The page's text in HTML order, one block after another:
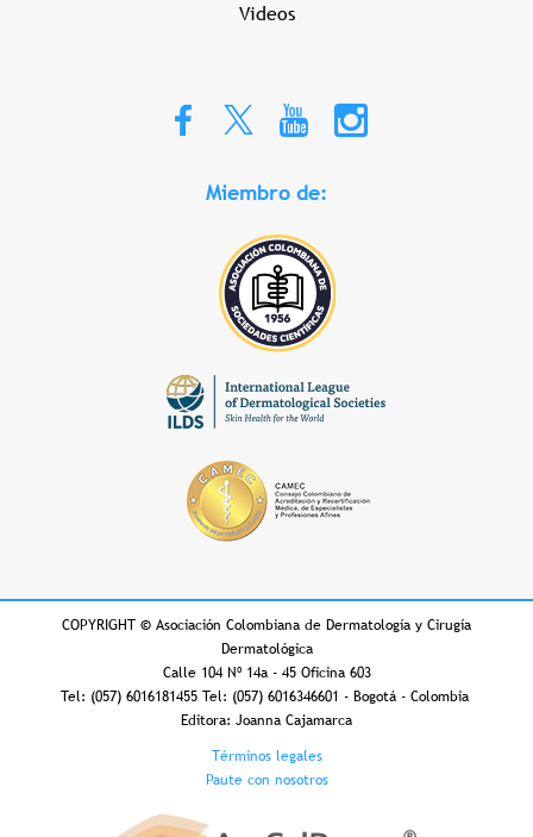
Videos
Miembro de:
COPYRIGHT © Asociación Colombiana de Dermatología y Cirugía
Dermatológica
Calle 104 Nº 14a - 45 Oficina 603
Tel: (057) 6016181455 Tel: (057) 6016346601 - Bogotá - Colombia
Editora: Joanna Cajamarca
Términos legales
Paute con nosotros